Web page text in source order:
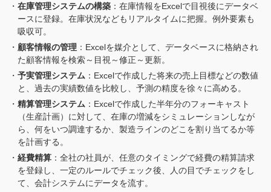
在庫管理システムの構築 ：在庫情報をExcelで目視後にデータベ
ースに登録。在庫状況などもリアルタイムに把握。例外要素も
吸収可。
顧客情報の管理 ：Excelを媒介として、データベースに格納され
た顧客情報を検索～目視～修正～更新。
予実管理システム ：Excelで作成した将来の売上目標などの数値
と、過去の実績数値を比較し、予測の精度を徐々に高める。
精算管理システム ：Excelで作成した半年分のフォーキャスト
（生産計画）に対して、在庫の増減をシミュレーションしなが
ら、何をいつ調達するか、製造ラインのどこを割り当てるか等
を計画する。
経費精算 ：全社の社員が、任意のタイミングで経費の精算請求
を登録し、一定のルールでチェック後、人の目でチェックをし
て、会計システムにデータを流す。